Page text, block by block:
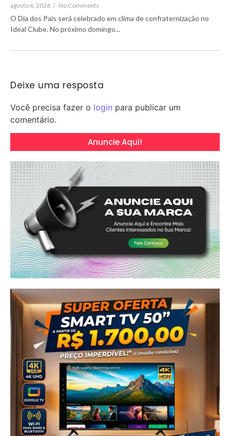
agosto 6, 2026 / No Comments
O Dia dos Pais será celebrado em clima de confraternização no
Ideal Clube. No próximo domingo...
Deixe uma resposta
Você precisa fazer o login para publicar um
comentário.
Anuncie Aqui!